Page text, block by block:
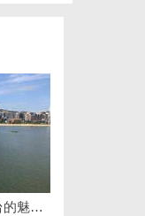
2345电影网：全方位影视资源平台的魅力解析